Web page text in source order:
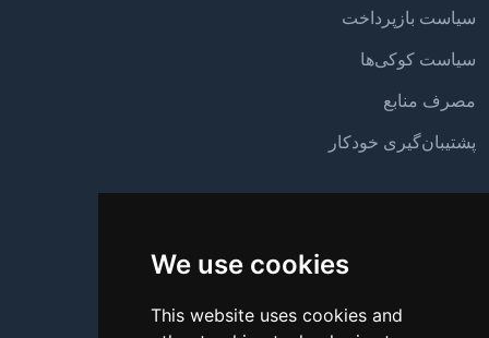
We use cookies
This website uses cookies and
سیاست بازپرداخت
سیاست کوکی‌ها
مصرف منابع
پشتیبان‌گیری خودکار
تماس با ما